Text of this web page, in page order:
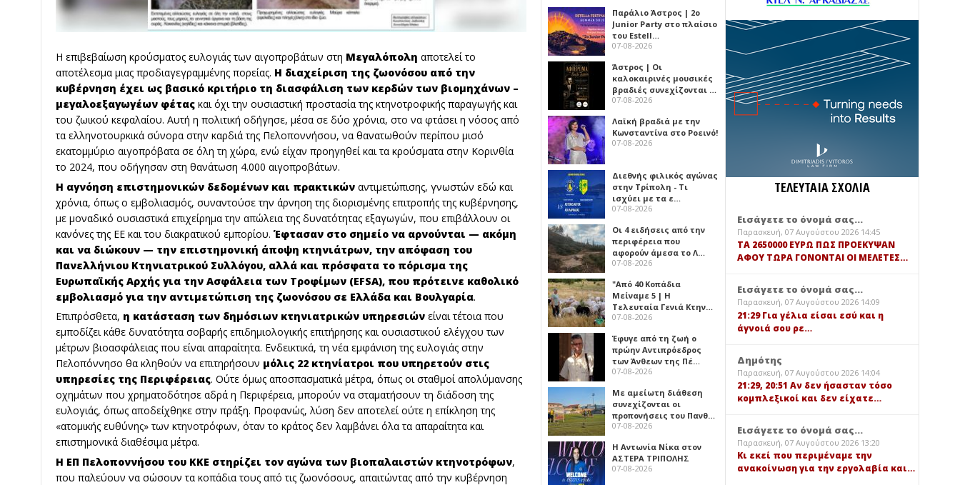
Η επιβεβαίωση κρούσματος ευλογιάς των αιγοπροβάτων στη Μεγαλόπολη αποτελεί το
αποτέλεσμα μιας προδιαγεγραμμένης πορείας. Η διαχείριση της ζωονόσου από την
κυβέρνηση έχει ως βασικό κριτήριο τη διασφάλιση των κερδών των βιομηχάνων –
μεγαλοεξαγωγέων φέτας και όχι την ουσιαστική προστασία της κτηνοτροφικής παραγωγής και
του ζωικού κεφαλαίου. Αυτή η πολιτική οδήγησε, μέσα σε δύο χρόνια, στο να φτάσει η νόσος από
τα ελληνοτουρκικά σύνορα στην καρδιά της Πελοποννήσου, να θανατωθούν περίπου μισό
εκατομμύριο αιγοπρόβατα σε όλη τη χώρα, ενώ είχαν προηγηθεί και τα κρούσματα στην Κορινθία
το 2024, που οδήγησαν στη θανάτωση 4.000 αιγοπροβάτων.
Η αγνόηση επιστημονικών δεδομένων και πρακτικών αντιμετώπισης, γνωστών εδώ και
χρόνια, όπως ο εμβολιασμός, συναντούσε την άρνηση της διορισμένης επιτροπής της κυβέρνησης,
με μοναδικό ουσιαστικά επιχείρημα την απώλεια της δυνατότητας εξαγωγών, που επιβάλλουν οι
κανόνες της ΕΕ και του διακρατικού εμπορίου. Έφτασαν στο σημείο να αρνούνται — ακόμη
και να διώκουν — την επιστημονική άποψη κτηνιάτρων, την απόφαση του
Πανελλήνιου Κτηνιατρικού Συλλόγου, αλλά και πρόσφατα το πόρισμα της
Ευρωπαϊκής Αρχής για την Ασφάλεια των Τροφίμων (EFSA), που πρότεινε καθολικό
εμβολιασμό για την αντιμετώπιση της ζωονόσου σε Ελλάδα και Βουλγαρία.
Επιπρόσθετα, η κατάσταση των δημόσιων κτηνιατρικών υπηρεσιών είναι τέτοια που
εμποδίζει κάθε δυνατότητα σοβαρής επιδημιολογικής επιτήρησης και ουσιαστικού ελέγχου των
μέτρων βιοασφάλειας που είναι απαραίτητα. Ενδεικτικά, τη νέα εμφάνιση της ευλογιάς στην
Πελοπόννησο θα κληθούν να επιτηρήσουν μόλις 22 κτηνίατροι που υπηρετούν στις
υπηρεσίες της Περιφέρειας. Ούτε όμως αποσπασματικά μέτρα, όπως οι σταθμοί απολύμανσης
οχημάτων που χρηματοδότησε αδρά η Περιφέρεια, μπορούν να σταματήσουν τη διάδοση της
ευλογιάς, όπως αποδείχθηκε στην πράξη. Προφανώς, λύση δεν αποτελεί ούτε η επίκληση της
«ατομικής ευθύνης» των κτηνοτρόφων, όταν το κράτος δεν λαμβάνει όλα τα απαραίτητα και
επιστημονικά διαθέσιμα μέτρα.
Η ΕΠ Πελοποννήσου του ΚΚΕ στηρίζει τον αγώνα των βιοπαλαιστών κτηνοτρόφων,
που παλεύουν να σώσουν τα κοπάδια τους από τις ζωονόσους, απαιτώντας από την κυβέρνηση
Παράλιο Άστρος | 2ο
Junior Party στο πλαίσιο
του Estell…
07-08-2026
Άστρος | Οι
καλοκαιρινές μουσικές
βραδιές συνεχίζονται …
07-08-2026
Λαϊκή βραδιά με την
Κωνσταντίνα στο Ροεινό!
07-08-2026
Διεθνής φιλικός αγώνας
στην Τρίπολη - Τι
ισχύει με τα ε…
07-08-2026
Οι 4 ειδήσεις από την
περιφέρεια που
αφορούν άμεσα το Λ…
07-08-2026
"Από 40 Κοπάδια
Μείναμε 5 | Η
Τελευταία Γενιά Κτην…
07-08-2026
Έφυγε από τη ζωή ο
πρώην Αντιπρόεδρος
των Άνθεων της Πέ…
07-08-2026
Με αμείωτη διάθεση
συνεχίζονται οι
προπονήσεις του Πανθ…
07-08-2026
Η Αντωνία Νίκα στον
ΑΣΤΕΡΑ ΤΡΙΠΟΛΗΣ
07-08-2026
ΤΕΛΕΥΤΑΙΑ ΣΧΟΛΙΑ
Εισάγετε το όνομά σας...
Παρασκευή, 07 Αυγούστου 2026 14:45
TA 2650000 ΕΥΡΩ ΠΩΣ ΠΡΟΕΚΥΨΑΝ
ΑΦΟΥ ΤΩΡΑ ΓΟΝΟΝΤΑΙ ΟΙ ΜΕΛΕΤΕΣ…
Εισάγετε το όνομά σας...
Παρασκευή, 07 Αυγούστου 2026 14:09
21:29 Για γέλια είσαι εσύ και η
άγνοιά σου ρε…
Δημότης
Παρασκευή, 07 Αυγούστου 2026 14:04
21:29, 20:51 Αν δεν ήσασταν τόσο
κομπλεξικοί και δεν είχατε…
Εισάγετε το όνομά σας...
Παρασκευή, 07 Αυγούστου 2026 13:20
Κι εκεί που περιμέναμε την
ανακοίνωση για την εργολαβία και…